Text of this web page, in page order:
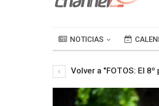
NOTICIAS
Volver a "FOTOS: El